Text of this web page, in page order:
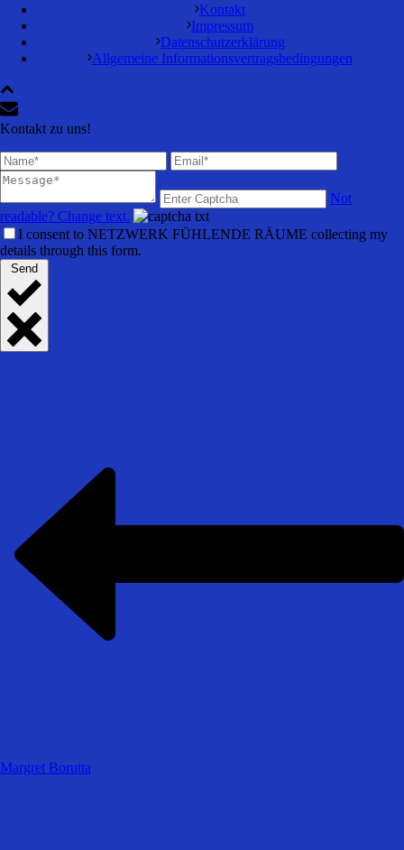
Kontakt
Impressum
Datenschutzerklärung
Allgemeine Informationsvertragsbedingungen
Kontakt zu uns!
Not
readable? Change text.
I consent to NETZWERK FÜHLENDE RÄUME collecting my
details through this form.
Send
Margret Borutta